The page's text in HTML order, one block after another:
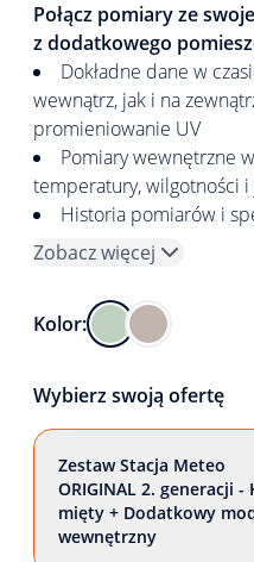
Połącz pomiary ze
z dodatkowego
Dokładne dane w
wewnątrz, jak i na
promieniowanie UV
Pomiary wewnętrzne
temperatury, wilgotności
Historia pomiarów i
Zobacz więcej
Kolor:
Wybierz swoją ofertę
Zestaw Stacja Meteo
ORIGINAL 2. generacji -
mięty + Dodatkowy
wewnętrzny